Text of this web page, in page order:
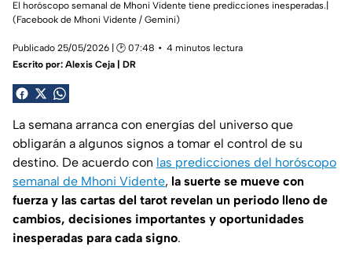
El horóscopo semanal de Mhoni Vidente tiene predicciones inesperadas.|
(Facebook de Mhoni Vidente / Gemini)
Publicado 25/05/2026 | 🕑 07:48
4 minutos lectura
Escrito por: Alexis Ceja | DR
La semana arranca con energías del universo que
obligarán a algunos signos a tomar el control de su
destino. De acuerdo con las predicciones del horóscopo
semanal de Mhoni Vidente, la suerte se mueve con
fuerza y las cartas del tarot revelan un periodo lleno de
cambios, decisiones importantes y oportunidades
inesperadas para cada signo.